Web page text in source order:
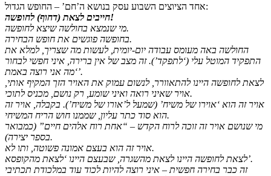
אחד הציוצים השבוע עסק בנושא ה’חם’ – החופש הגדול:
חייבים לצאת (דחוף) לחופשה!
‏מי שנמצא בחולשה שיצא לחופשה.
בחופשה פוגשים את חופש הבחירה.
החולשה באה מעומס עבודה יום-יומית, לעשות מה שצריך, למלא את
התפקיד המוטל עלי (‘לתפקד’). זה מצב של אין ברירה, איני חפשי לבחור
‘מה אני רוצה באמת’.
לצאת לחופשה היינו להתאוורר, לנשום עמוק את האויר הזך המקיף אותי,
אויר שאיני רואה ואיני שומע, רק נושם, מכניס לתוכי.
אויר זה הוא ‘אוירו של משיח’ (שמעל ל’אורו של משיח’). בקבלה, אויר זה
הוא סוד כתר עליון, שממנו חוש הריח המשיחי.
מי שנושם אויר זה זוכה לרוח הקדש – “אחת רוח אלהים חיים” (כמבואר
בספר יצירה).
אויר זה הוא בעצם אמונה פשוטה, ותו לא.
לצאת לחופשה היינו לצאת מהשגרה, שבעצם היינו ‘לצאת מהקופסא’.
זה כבר בחירה חפשית – איני רוצה להיות לכוד עוד במלכודת תכתיבי